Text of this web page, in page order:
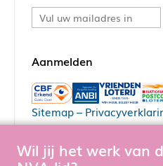
Sitemap–
Wil jij het werk van